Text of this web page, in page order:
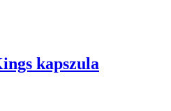
kapszula